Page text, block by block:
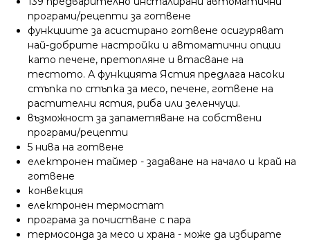
програми/рецепти за готвене
функциите за асистирано готвене осигуряват
най-добрите настройки и автоматични опции
като печене, претопляне и втасване на
тестото. А функцията Ястия предлага насоки
стъпка по стъпка за месо, печене, готвене на
растителни ястия, риба или зеленчуци.
възможност за запаметяване на собствени
програми/рецепти
5 нива на готвене
електронен таймер - задаване на начало и край на
готвене
конвекция
електронен термостат
програма за почистване с пара
термосонда за месо и храна - може да избирате